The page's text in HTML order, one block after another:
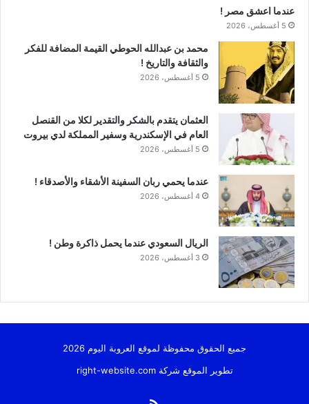
عندما اعشق مصر !
5 أغسطس، 2026
محمد بن عبدالله الحوطي القيمة المضافة للفكر
والثقافة والتاريخ !
5 أغسطس، 2026
العثمان يتقدم بالشكر والتقدير لكلا من القنصل
العام في الإسكندرية وسفير المملكة لدي بيروت
5 أغسطس، 2026
عندما يحمي ربان السفينة الأشقاء والأصدقاء !
4 أغسطس، 2026
الريال السعودي عندما يحمل ذاكرة وطن !
3 أغسطس، 2026
جميع الحقوق محفوظة لموقع العروبة اليوم 2026
تطوير الموقع شركةright-website.com